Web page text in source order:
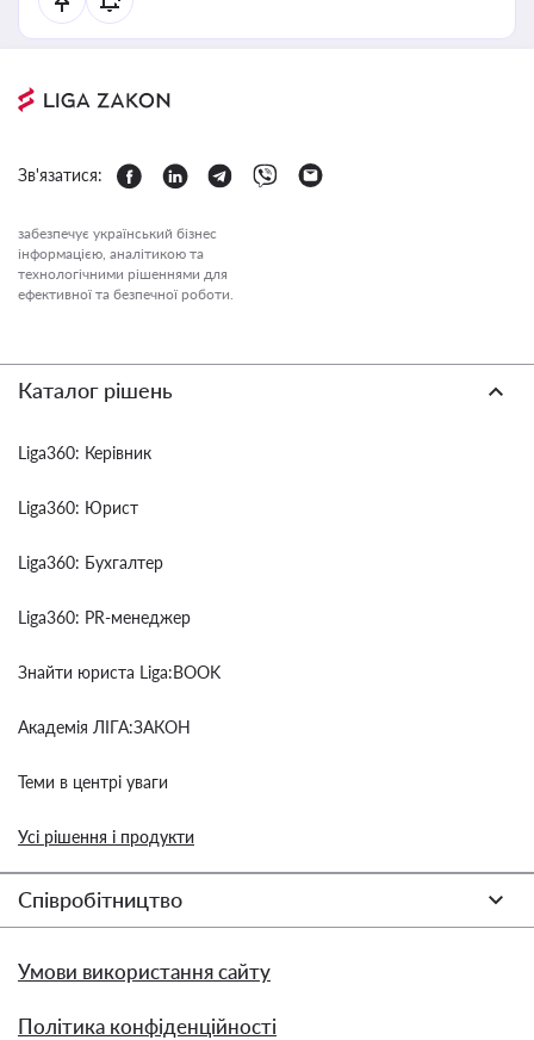
Зв'язатися:
забезпечує український бізнес
інформацією, аналітикою та
технологічними рішеннями для
ефективної та безпечної роботи.
Каталог рішень
Liga360: Керівник
Liga360: Юрист
Liga360: Бухгалтер
Liga360: PR-менеджер
Знайти юриста Liga:BOOK
Академія ЛІГА:ЗАКОН
Теми в центрі уваги
Усі рішення і продукти
Співробітництво
Умови використання сайту
Політика конфіденційності